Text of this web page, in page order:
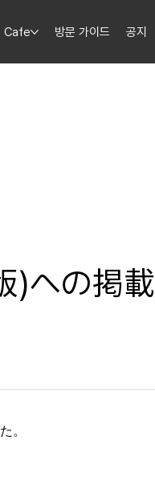
Cafe 방문 가이드 공지
)への掲載
。